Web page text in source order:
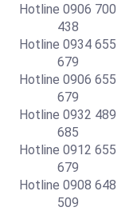
Hotline 0906 700
438
Hotline 0934 655
679
Hotline 0906 655
679
Hotline 0932 489
685
Hotline 0912 655
679
Hotline 0908 648
509